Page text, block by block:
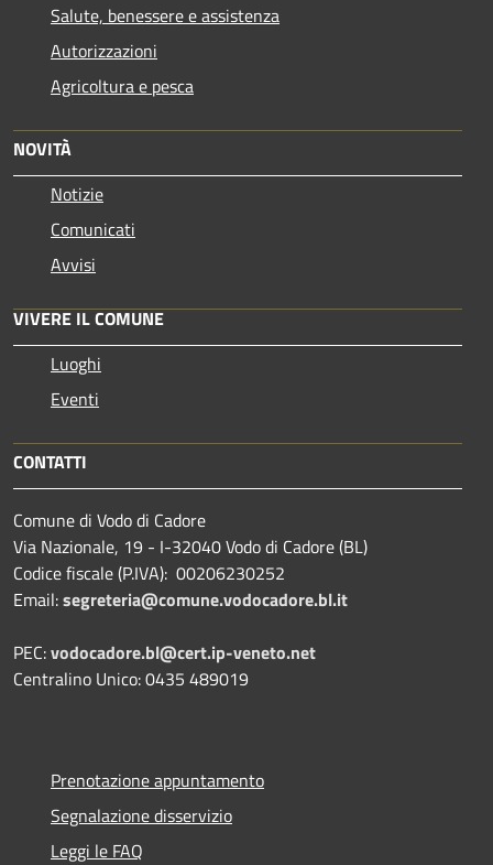
Salute, benessere e assistenza
Autorizzazioni
Agricoltura e pesca
NOVITÀ
Notizie
Comunicati
Avvisi
VIVERE IL COMUNE
Luoghi
Eventi
CONTATTI
Comune di Vodo di Cadore
Via Nazionale, 19 - I-32040 Vodo di Cadore (BL)
Codice fiscale (P.IVA): 00206230252
Email:segreteria@comune.vodocadore.bl.it
PEC:vodocadore.bl@cert.ip-veneto.net
Centralino Unico: 0435 489019
Prenotazione appuntamento
Segnalazione disservizio
Leggi le FAQ